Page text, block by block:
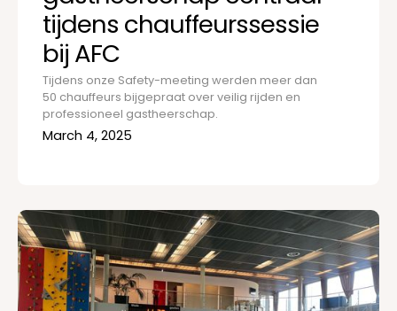
tijdens chauffeurssessie
bij AFC
Tijdens onze Safety-meeting werden meer dan
50 chauffeurs bijgepraat over veilig rijden en
professioneel gastheerschap.
March 4, 2025